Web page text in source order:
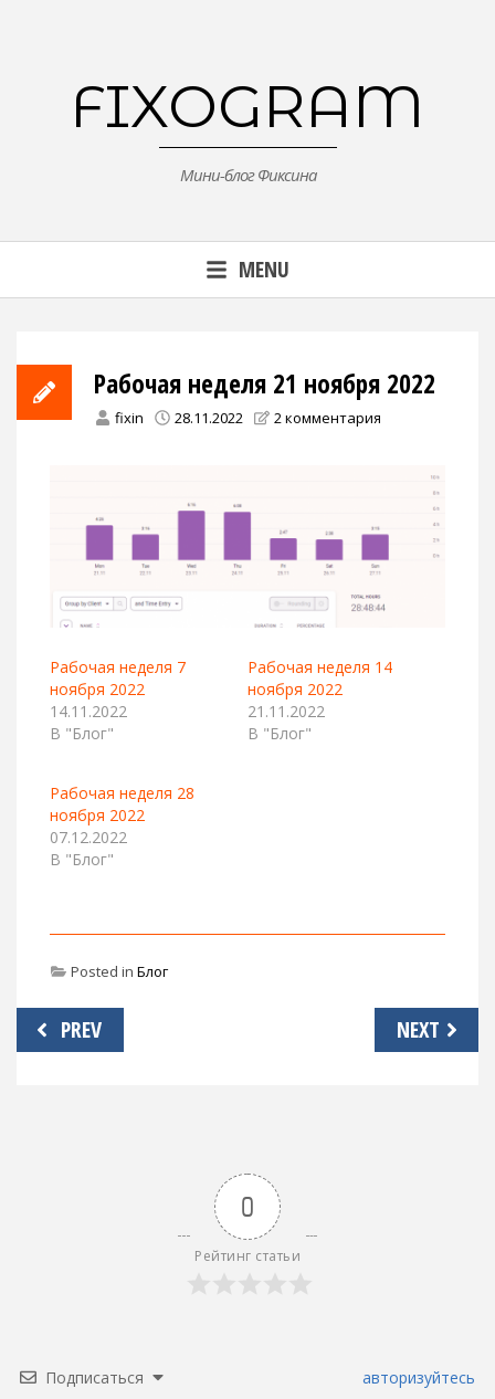
FIXOGRAM
Мини-блог Фиксина
MENU
Рабочая неделя 21 ноября 2022
fixin 28.11.2022 2 комментария
Рабочая неделя 7
ноября 2022
14.11.2022
В "Блог"
Рабочая неделя 14
ноября 2022
21.11.2022
В "Блог"
Рабочая неделя 28
ноября 2022
07.12.2022
В "Блог"
Posted in Блог
Навигация
по
PREV NEXT
0
Рейтинг статьи
Подписаться авторизуйтесь